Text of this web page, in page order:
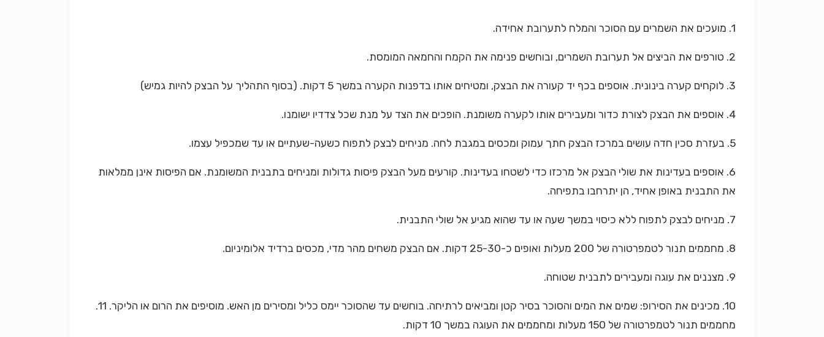
1. מועכים את השמרים עם הסוכר והמלח לתערובת אחידה.
2. טורפים את הביצים אל תערובת השמרים, ובוחשים פנימה את הקמח והחמאה המומסת.
3. לוקחים קערה בינונית. אוספים בכף יד קעורה את הבצק, ומטיחים אותו בדפנות הקערה במשך 5 דקות. (בסוף התהליך על הבצק להיות גמיש)
4. אוספים את הבצק לצורת כדור ומעבירים אותו לקערה משומנת. הופכים את הצד על מנת שכל צדדיו ישומנו.
5. בעזרת סכין חדה עושים במרכז הבצק חתך עמוק ומכסים במגבת לחה. מניחים לבצק לתפוח כשעה-שעתיים או עד שמכפיל עצמו.
6. אוספים בעדינות את שולי הבצק אל מרכזו כדי לשטחו בעדינות. קורעים מעל הבצק פיסות גדולות ומניחים בתבנית המשומנת. אם הפיסות אינן ממלאות
את התבנית באופן אחיד, הן יתרחבו בתפיחה.
7. מניחים לבצק לתפוח ללא כיסוי במשך שעה או עד שהוא מגיע אל שולי התבנית.
8. מחממים תנור לטמפרטורה של 200 מעלות ואופים כ-25-30 דקות. אם הבצק משחים מהר מדי, מכסים ברדיד אלומיניום.
9. מצננים את עוגה ומעבירים לתבנית שטוחה.
10. מכינים את הסירופ: שמים את המים והסוכר בסיר קטן ומביאים לרתיחה. בוחשים עד שהסוכר יימס כליל ומסירים מן האש. מוסיפים את הרום או הליקר. 11.
מחממים תנור לטמפרטורה של 150 מעלות ומחממים את העוגה במשך 10 דקות.